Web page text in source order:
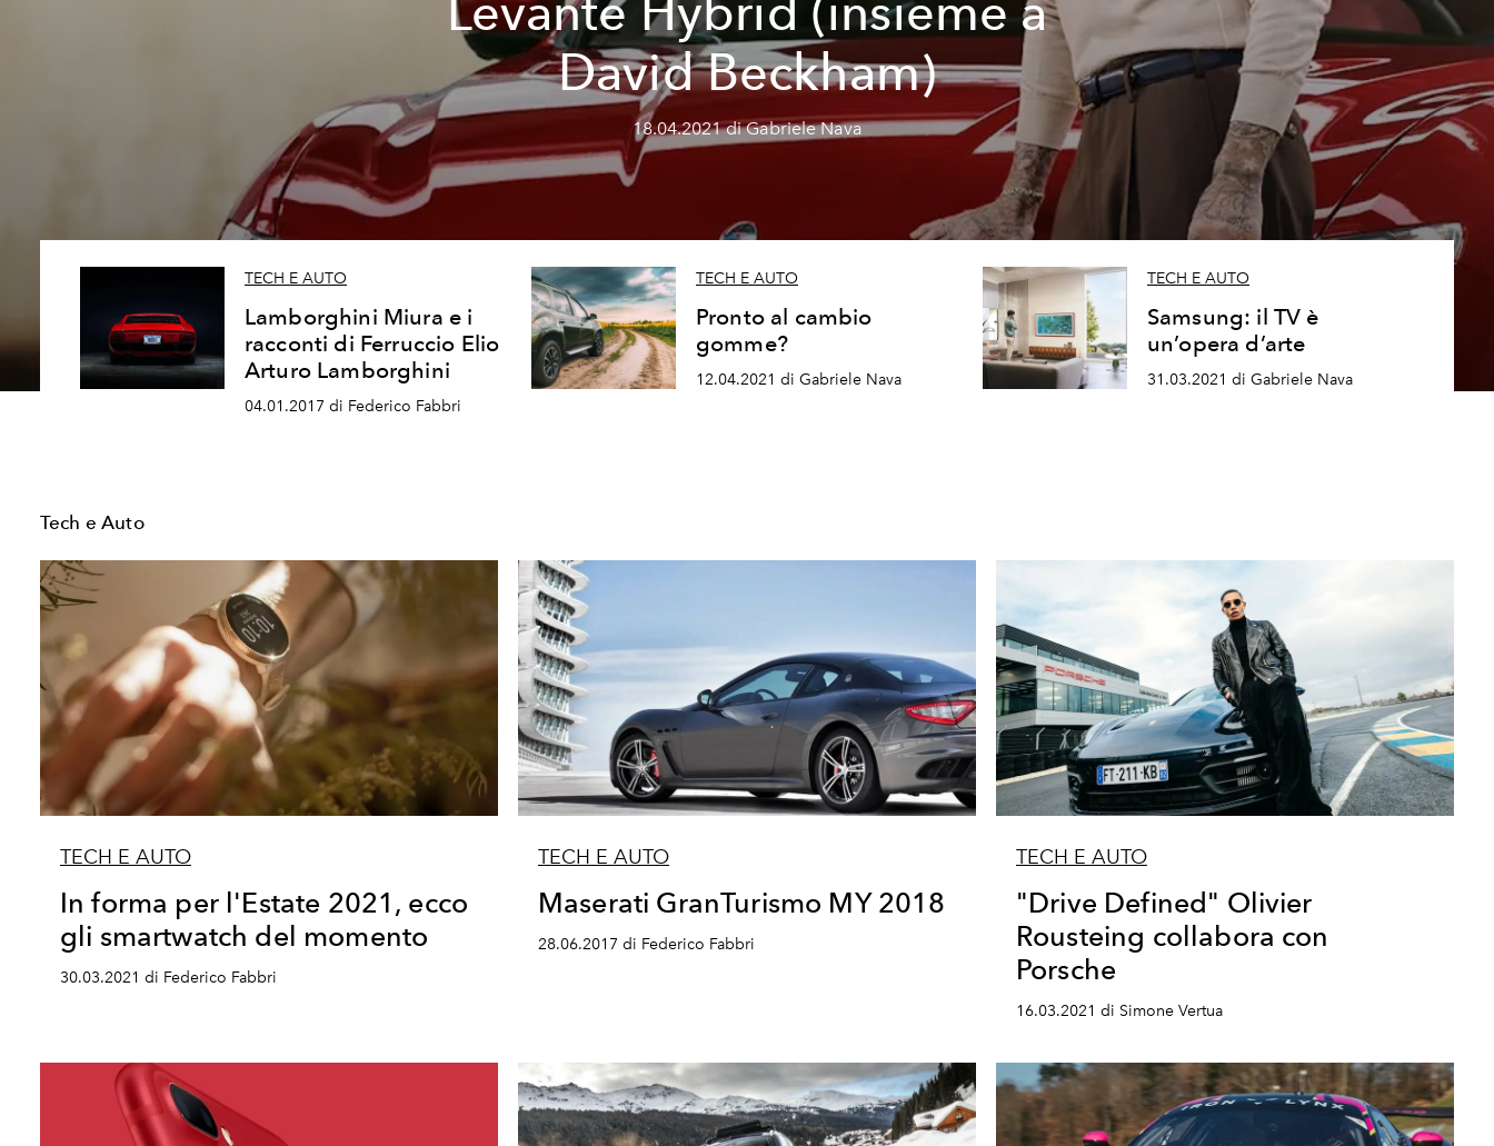
Levante Hybrid (insieme a
David Beckham)
18.04.2021 di Gabriele Nava
TECH E AUTO
Lamborghini Miura e i
racconti di Ferruccio Elio
Arturo Lamborghini
04.01.2017 di Federico Fabbri
TECH E AUTO
Pronto al cambio
gomme?
12.04.2021 di Gabriele Nava
TECH E AUTO
Samsung: il TV è
un’opera d’arte
31.03.2021 di Gabriele Nava
Tech e Auto
TECH E AUTO
In forma per l'Estate 2021, ecco
gli smartwatch del momento
30.03.2021 di Federico Fabbri
TECH E AUTO
Maserati GranTurismo MY 2018
28.06.2017 di Federico Fabbri
TECH E AUTO
"Drive Defined" Olivier
Rousteing collabora con
Porsche
16.03.2021 di Simone Vertua